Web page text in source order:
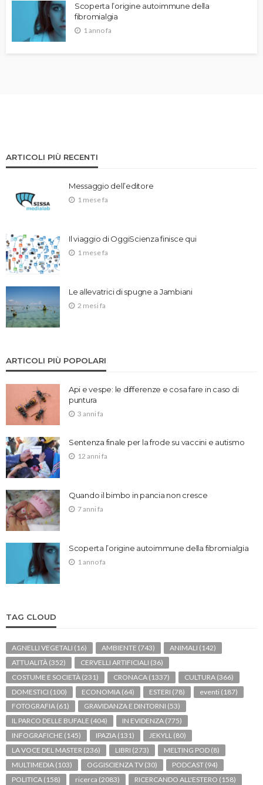
Scoperta l’origine autoimmune della
fibromialgia
1 anno fa
ARTICOLI PIÙ RECENTI
Messaggio dell’editore
1 mese fa
Il viaggio di OggiScienza finisce qui
1 mese fa
Le allevatrici di spugne a Jambiani
2 mesi fa
ARTICOLI PIÙ POPOLARI
Api e vespe: le differenze e cosa fare in caso di
puntura
3 anni fa
Sentenza finale per la frode su vaccini e autismo
12 anni fa
Quando il bimbo in pancia non cresce
7 anni fa
Scoperta l’origine autoimmune della fibromialgia
1 anno fa
TAG CLOUD
AGNELLI VEGETALI (16) AMBIENTE (743) ANIMALI (142)
ATTUALITÀ (352) CERVELLI ARTIFICIALI (36)
COSTUME E SOCIETÀ (231) CRONACA (1337) CULTURA (366)
DOMESTICI (100) ECONOMIA (64) ESTERI (78) eventi (187)
FOTOGRAFIA (61) GRAVIDANZA E DINTORNI (53)
IL PARCO DELLE BUFALE (404) IN EVIDENZA (775)
INFOGRAFICHE (145) IPAZIA (131) JEKYLL (80)
LA VOCE DEL MASTER (236) LIBRI (273) MELTING POD (8)
MULTIMEDIA (103) OGGISCIENZA TV (30) PODCAST (94)
POLITICA (158) ricerca (2083) RICERCANDO ALL'ESTERO (158)